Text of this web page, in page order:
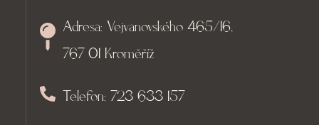
Adresa: Vejvanovského 465/16,
767 01 Kroměříž
Telefon: 723 633 157